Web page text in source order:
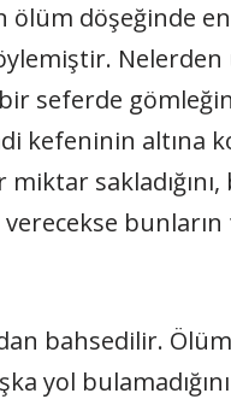
ölüm döşeğinde
seferde
altına
bunların
bahsedilir.
yol